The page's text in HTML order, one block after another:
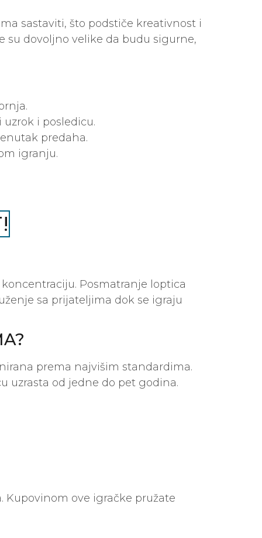
sastaviti, što podstiče kreativnost i
su dovoljno velike da budu sigurne,
i posledicu.
predaha.
igranju.
Posmatranje loptica
sa prijateljima dok se igraju
prema najvišim standardima.
uzrasta od jedne do pet godina.
Kupovinom ove igračke pružate